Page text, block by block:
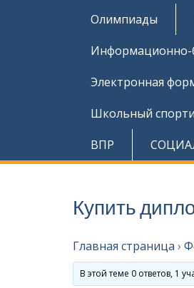
Олимпиады
Информационно-
Электронная
Школьный
ВПР
Купить
Главная страница ›
В этой теме 0 ответов, 1